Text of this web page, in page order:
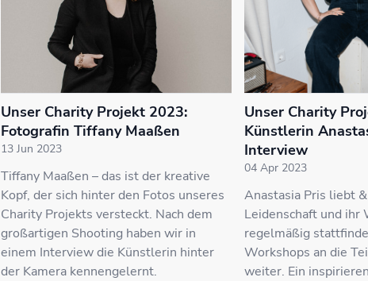
Unser Charity Projekt 2023:
Fotografin Tiffany Maaßen
13 Jun 2023
Tiffany Maaßen – das ist der kreative
Kopf, der sich hinter den Fotos unseres
Charity Projekts versteckt. Nach dem
großartigen Shooting haben wir in
einem Interview die Künstlerin hinter
der Kamera kennengelernt.
Unser Charity
Künstlerin
Interview
04 Apr 2023
Anastasia Pris liebt
Leidenschaft und ihr
regelmäßig
Workshops an die
weiter. Ein